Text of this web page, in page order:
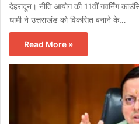
देहरादून। नीति आयोग की 11वीं गवर्निंग
धामी ने उत्तराखंड को विकसित बनाने के…
Read More »